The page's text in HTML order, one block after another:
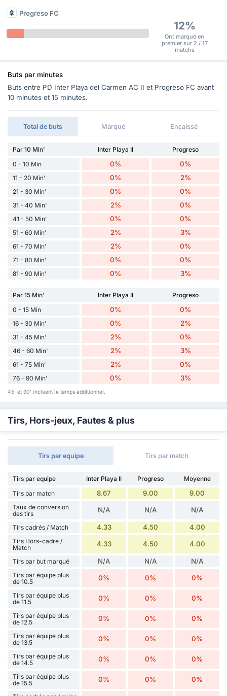
Progreso FC
12%
Ont marqué en
premier sur 2 / 17
matchs
Buts par minutes
Buts entre PD Inter Playa del Carmen AC II et Progreso FC avant
10 minutes et 15 minutes.
Total de buts Marqué Encaissé
Par 10 Min' Inter Playa II
Progreso
0 - 10 Min
0% 0%
11 - 20 Min' 0% 2%
21 - 30 Min' 0% 0%
31 - 40 Min' 2% 0%
41 - 50 Min' 0% 0%
51 - 60 Min' 2% 3%
61 - 70 Min' 2% 0%
71 - 80 Min' 0% 0%
81 - 90 Min' 0% 3%
Par 15 Min' Inter Playa II
Progreso
0 - 15 Min
0% 0%
16 - 30 Min' 0% 2%
31 - 45 Min' 2% 0%
46 - 60 Min' 2% 3%
61 - 75 Min' 2% 0%
76 - 90 Min' 0% 3%
45' et 90' incluent le temps additionnel.
Tirs, Hors-jeux, Fautes & plus
Tirs par equipe Tirs par match
Tirs par equipe Inter Playa II Progreso
Moyenne
Tirs par match
8.67 9.00 9.00
Taux de conversion
des tirs
N/A N/A N/A
Tirs cadrés / Match 4.33 4.50 4.00
Tirs Hors-cadre /
Match
4.33 4.50 4.00
Tirs par but marqué N/A N/A N/A
Tirs par équipe plus
de 10.5
0% 0% 0%
Tirs par équipe plus
de 11.5
0% 0% 0%
Tirs par équipe plus
de 12.5
0% 0% 0%
Tirs par équipe plus
de 13.5
0% 0% 0%
Tirs par équipe plus
de 14.5
0% 0% 0%
Tirs par équipe plus
de 15.5
0% 0% 0%